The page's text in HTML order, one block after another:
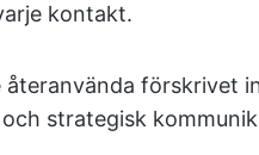
kontakt.
förskrivet
strategisk